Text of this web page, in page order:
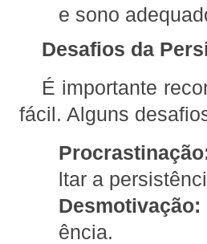
e sono
Desafios da
É importante
fácil. Alguns
ltar a
Desmotivação:
ência.